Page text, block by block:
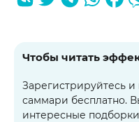
Чтобы читать
Зарегистрируйтесь и
саммари бесплатно.
интересные